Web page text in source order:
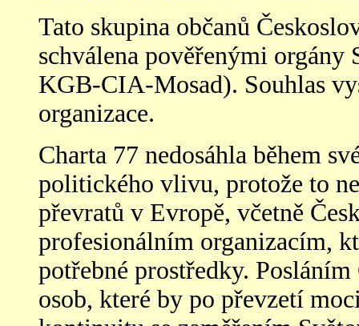
Tato skupina občanů
schválena pověřenými
KGB-CIA-Mosad). Souhlas
organizace.
Charta 77 nedosáhla během
politického vlivu, protože to
převratů v Evropě, včetně
profesionálním organizacím,
potřebné prostředky.
osob, které by po převzetí